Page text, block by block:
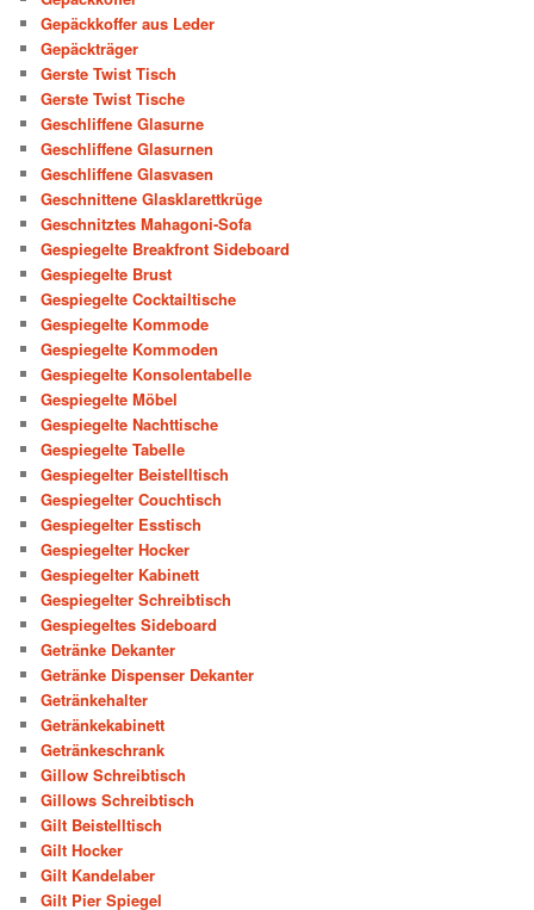
Gepäckkoffer aus Leder
Gepäckträger
Gerste Twist Tisch
Gerste Twist Tische
Geschliffene Glasurne
Geschliffene Glasurnen
Geschliffene Glasvasen
Geschnittene Glasklarettkrüge
Geschnitztes Mahagoni-Sofa
Gespiegelte Breakfront Sideboard
Gespiegelte Brust
Gespiegelte Cocktailtische
Gespiegelte Kommode
Gespiegelte Kommoden
Gespiegelte Konsolentabelle
Gespiegelte Möbel
Gespiegelte Nachttische
Gespiegelte Tabelle
Gespiegelter Beistelltisch
Gespiegelter Couchtisch
Gespiegelter Esstisch
Gespiegelter Hocker
Gespiegelter Kabinett
Gespiegelter Schreibtisch
Gespiegeltes Sideboard
Getränke Dekanter
Getränke Dispenser Dekanter
Getränkehalter
Getränkekabinett
Getränkeschrank
Gillow Schreibtisch
Gillows Schreibtisch
Gilt Beistelltisch
Gilt Hocker
Gilt Kandelaber
Gilt Pier Spiegel